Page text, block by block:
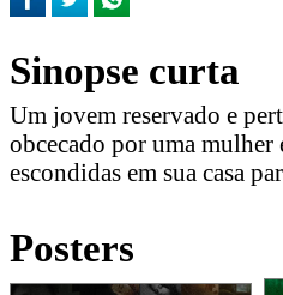
Sinopse curta
Um jovem reservado e
obcecado por uma mulher
escondidas em sua casa
Posters